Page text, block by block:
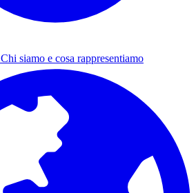
Chi siamo e cosa rappresentiamo